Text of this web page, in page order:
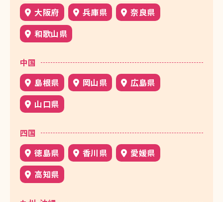
大阪府
兵庫県
奈良県
和歌山県
中国
島根県
岡山県
広島県
山口県
四国
徳島県
香川県
愛媛県
高知県